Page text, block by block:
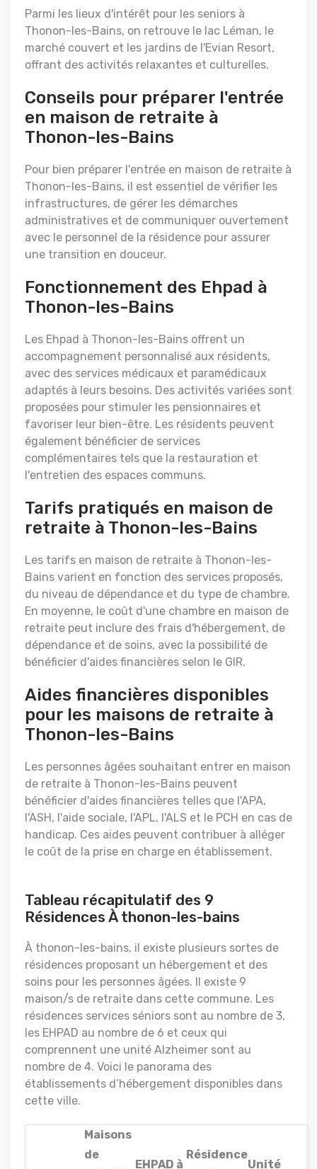
Parmi les lieux d'intérêt pour les seniors à
Thonon-les-Bains, on retrouve le lac Léman, le
marché couvert et les jardins de l'Evian Resort,
offrant des activités relaxantes et culturelles.
Conseils pour préparer l'entrée
en maison de retraite à
Thonon-les-Bains
Pour bien préparer l'entrée en maison de retraite à
Thonon-les-Bains, il est essentiel de vérifier les
infrastructures, de gérer les démarches
administratives et de communiquer ouvertement
avec le personnel de la résidence pour assurer
une transition en douceur.
Fonctionnement des Ehpad à
Thonon-les-Bains
Les Ehpad à Thonon-les-Bains offrent un
accompagnement personnalisé aux résidents,
avec des services médicaux et paramédicaux
adaptés à leurs besoins. Des activités variées sont
proposées pour stimuler les pensionnaires et
favoriser leur bien-être. Les résidents peuvent
également bénéficier de services
complémentaires tels que la restauration et
l'entretien des espaces communs.
Tarifs pratiqués en maison de
retraite à Thonon-les-Bains
Les tarifs en maison de retraite à Thonon-les-
Bains varient en fonction des services proposés,
du niveau de dépendance et du type de chambre.
En moyenne, le coût d'une chambre en maison de
retraite peut inclure des frais d'hébergement, de
dépendance et de soins, avec la possibilité de
bénéficier d'aides financières selon le GIR.
Aides financières disponibles
pour les maisons de retraite à
Thonon-les-Bains
Les personnes âgées souhaitant entrer en maison
de retraite à Thonon-les-Bains peuvent
bénéficier d'aides financières telles que l'APA,
l'ASH, l'aide sociale, l'APL, l'ALS et le PCH en cas de
handicap. Ces aides peuvent contribuer à alléger
le coût de la prise en charge en établissement.
Tableau récapitulatif des 9
Résidences À thonon-les-bains
À thonon-les-bains, il existe plusieurs sortes de
résidences proposant un hébergement et des
soins pour les personnes âgées. Il existe 9
maison/s de retraite dans cette commune. Les
résidences services séniors sont au nombre de 3,
les EHPAD au nombre de 6 et ceux qui
comprennent une unité Alzheimer sont au
nombre de 4. Voici le panorama des
établissements d’hébergement disponibles dans
cette ville.
Maisons
de
EHPAD à
Résidence
Unité